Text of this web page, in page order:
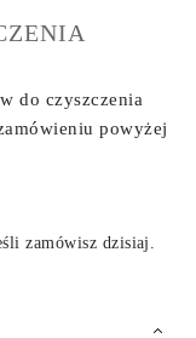
do czyszczenia
powyżej
zamówisz dzisiaj.